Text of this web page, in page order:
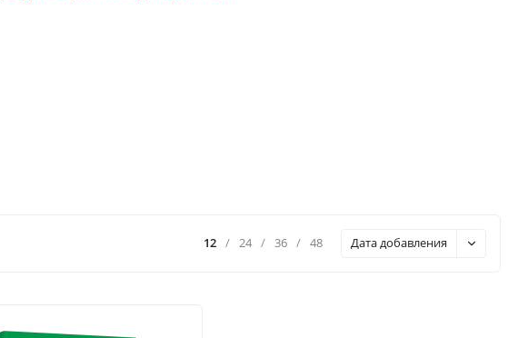
12 / 24 / 36 / 48 Дата добавления